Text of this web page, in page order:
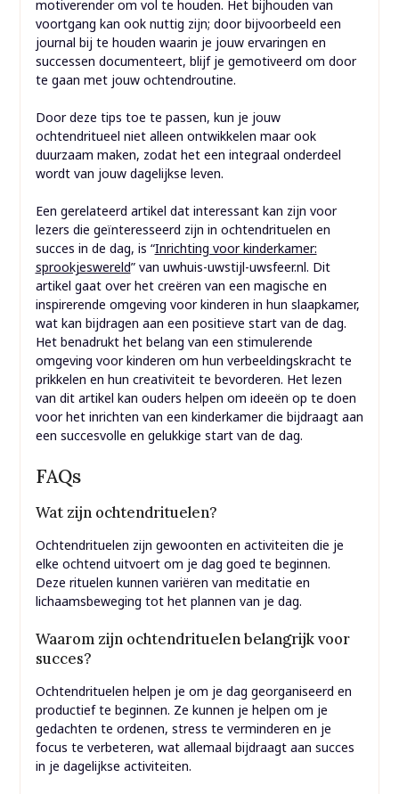
motiverender om vol te houden. Het bijhouden van
voortgang kan ook nuttig zijn; door bijvoorbeeld een
journal bij te houden waarin je jouw ervaringen en
successen documenteert, blijf je gemotiveerd om door
te gaan met jouw ochtendroutine.
Door deze tips toe te passen, kun je jouw
ochtendritueel niet alleen ontwikkelen maar ook
duurzaam maken, zodat het een integraal onderdeel
wordt van jouw dagelijkse leven.
Een gerelateerd artikel dat interessant kan zijn voor
lezers die geïnteresseerd zijn in ochtendrituelen en
succes in de dag, is “Inrichting voor kinderkamer:
sprookjeswereld” van uwhuis-uwstijl-uwsfeer.nl. Dit
artikel gaat over het creëren van een magische en
inspirerende omgeving voor kinderen in hun slaapkamer,
wat kan bijdragen aan een positieve start van de dag.
Het benadrukt het belang van een stimulerende
omgeving voor kinderen om hun verbeeldingskracht te
prikkelen en hun creativiteit te bevorderen. Het lezen
van dit artikel kan ouders helpen om ideeën op te doen
voor het inrichten van een kinderkamer die bijdraagt aan
een succesvolle en gelukkige start van de dag.
FAQs
Wat zijn ochtendrituelen?
Ochtendrituelen zijn gewoonten en activiteiten die je
elke ochtend uitvoert om je dag goed te beginnen.
Deze rituelen kunnen variëren van meditatie en
lichaamsbeweging tot het plannen van je dag.
Waarom zijn ochtendrituelen belangrijk voor
succes?
Ochtendrituelen helpen je om je dag georganiseerd en
productief te beginnen. Ze kunnen je helpen om je
gedachten te ordenen, stress te verminderen en je
focus te verbeteren, wat allemaal bijdraagt aan succes
in je dagelijkse activiteiten.